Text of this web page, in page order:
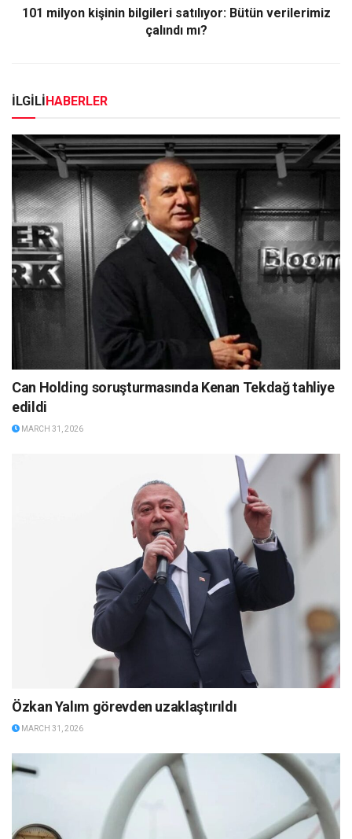
101 milyon kişinin bilgileri satılıyor: Bütün verilerimiz
çalındı mı?
İLGİLİHABERLER
Can Holding soruşturmasında Kenan Tekdağ tahliye
edildi
MARCH 31, 2026
Özkan Yalım görevden uzaklaştırıldı
MARCH 31, 2026